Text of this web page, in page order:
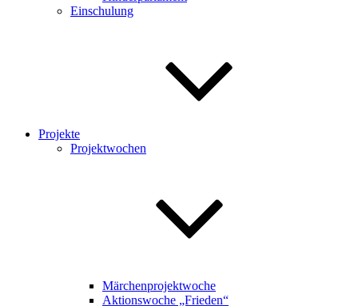
Einschulung
Projekte
Projektwochen
Märchenprojektwoche
Aktionswoche „Frieden“